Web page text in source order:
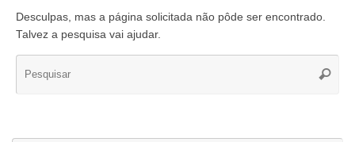
Desculpas, mas a página solicitada não pôde ser encontrado.
Talvez a pesquisa vai ajudar.